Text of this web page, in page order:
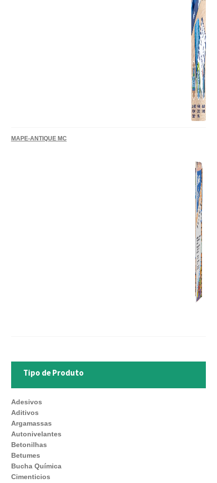
MAPE-ANTIQUE MC
Tipo de Produto
Adesivos
Aditivos
Argamassas
Autonivelantes
Betonilhas
Betumes
Bucha Química
Cimenticios